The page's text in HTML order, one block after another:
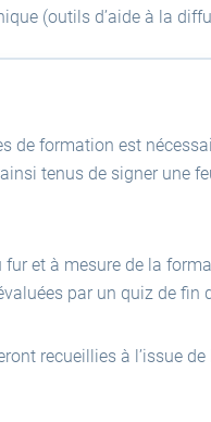
(outils d’aide à la
de formation est
tenus de signer une
fur et à mesure de la
par un quiz de fin
recueillies à l’issue